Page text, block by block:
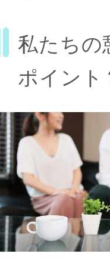
私たちの
ポイント